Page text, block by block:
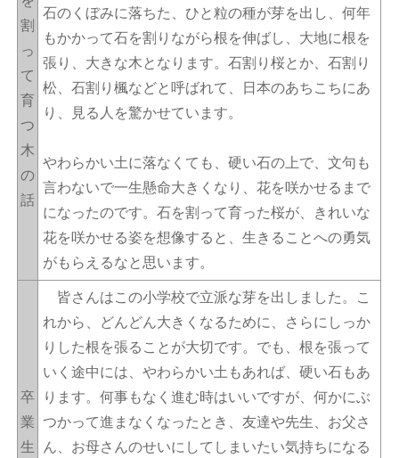
割
っ
て
育
つ
木
の
話
石のくぼみに落ちた、ひと粒の種が芽を出し、何年
もかかって石を割りながら根を伸ばし、大地に根を
張り、大きな木となります。石割り桜とか、石割り
松、石割り楓などと呼ばれて、日本のあちこちにあ
り、見る人を驚かせています。
やわらかい土に落なくても、硬い石の上で、文句も
言わないで一生懸命大きくなり、花を咲かせるまで
になったのです。石を割って育った桜が、きれいな
花を咲かせる姿を想像すると、生きることへの勇気
がもらえるなと思います。
卒
業
生
皆さんはこの小学校で立派な芽を出しました。こ
れから、どんどん大きくなるために、さらにしっか
りした根を張ることが大切です。でも、根を張って
いく途中には、やわらかい土もあれば、硬い石もあ
ります。何事もなく進む時はいいですが、何かにぶ
つかって進まなくなったとき、友達や先生、お父さ
ん、お母さんのせいにしてしまいたい気持ちになる